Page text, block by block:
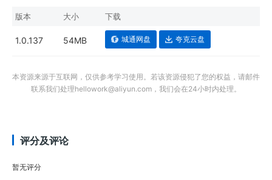
版本 大小 下载
1.0.137 54MB 城通网盘 夸克云盘
本资源来源于互联网，仅供参考学习使用。若该资源侵犯了您的权益，请邮件
联系我们处理hellowork@aliyun.com，我们会在24小时内处理。
评分及评论
暂无评分